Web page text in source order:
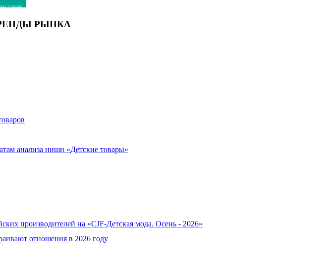
7718033809
РЫНКА
анализа ниши «Детские товары»
производителей на «CJF-Детская мода. Осень - 2026»
отношения в 2026 году